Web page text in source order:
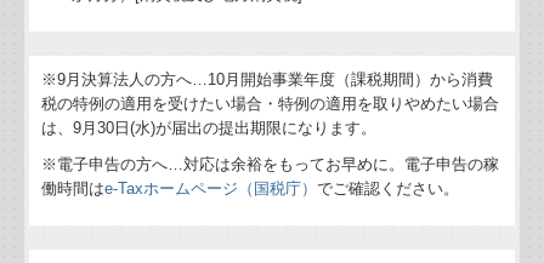
※9月決算法人の方へ…10月開始事業年度（課税期間）から消費
税の特例の適用を受けたい場合・特例の適用を取りやめたい場合
は、9月30日(水)が届出の提出期限になります。
※電子申告の方へ…対応は余裕をもってお早めに。電子申告の稼
働時間はe-Taxホームページ（国税庁）でご確認ください。